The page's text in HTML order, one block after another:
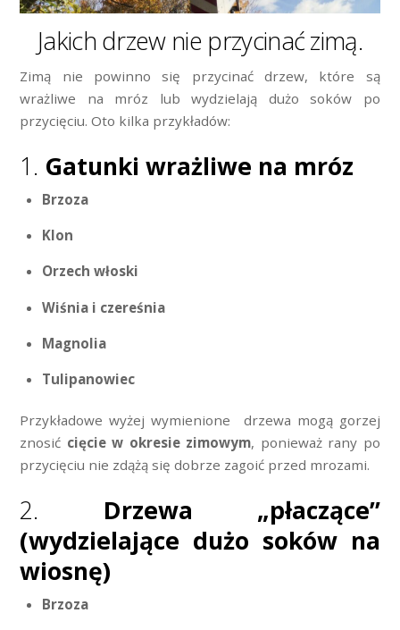
Jakich drzew nie przycinać zimą.
Zimą nie powinno się przycinać drzew, które są
wrażliwe na mróz lub wydzielają dużo soków po
przycięciu. Oto kilka przykładów:
1. Gatunki wrażliwe na mróz
Brzoza
Klon
Orzech włoski
Wiśnia i czereśnia
Magnolia
Tulipanowiec
Przykładowe wyżej wymienione drzewa mogą gorzej
znosić cięcie w okresie zimowym, ponieważ rany po
przycięciu nie zdążą się dobrze zagoić przed mrozami.
2. Drzewa „płaczące”
(wydzielające dużo soków na
wiosnę)
Brzoza